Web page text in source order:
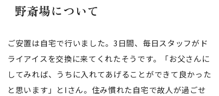
野斎場について
ご安置は自宅で行いました。3日間、毎日スタッフがド
ライアイスを交換に来てくれたそうです。「お父さんに
してみれば、うちに入れてあげることができて良かった
と思います」とIさん。住み慣れた自宅で故人が過ごせ